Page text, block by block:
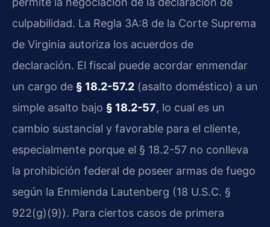
culpabilidad. La Regla 3A:8 de la Corte Suprema
de Virginia autoriza los acuerdos de
declaración. El fiscal puede acordar enmendar
un cargo de § 18.2-57.2 (asalto doméstico) a un
simple asalto bajo § 18.2-57, lo cual es un
cambio sustancial y favorable para el cliente,
especialmente porque el § 18.2-57 no conlleva
la prohibición federal de poseer armas de fuego
según la Enmienda Lautenberg (18 U.S.C. §
922(g)(9)). Para ciertos casos de primera